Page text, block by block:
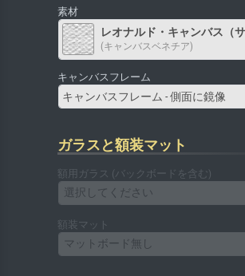
素材
レオナルド・キャンバス（サ
(キャンバスベネチア)
キャンバスフレーム
キャンバスフレーム - 側面に鏡像
ガラスと額装マット
額用ガラス (バックボードを含む)
選択してください
額装マット
マットボード無し